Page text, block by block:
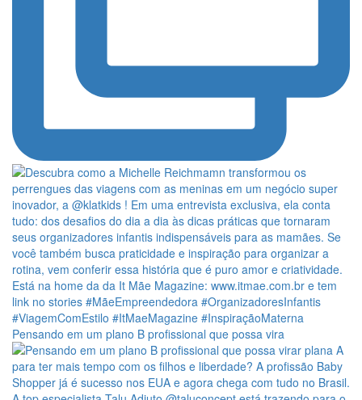
Pensando em um plano B profissional que possa vira